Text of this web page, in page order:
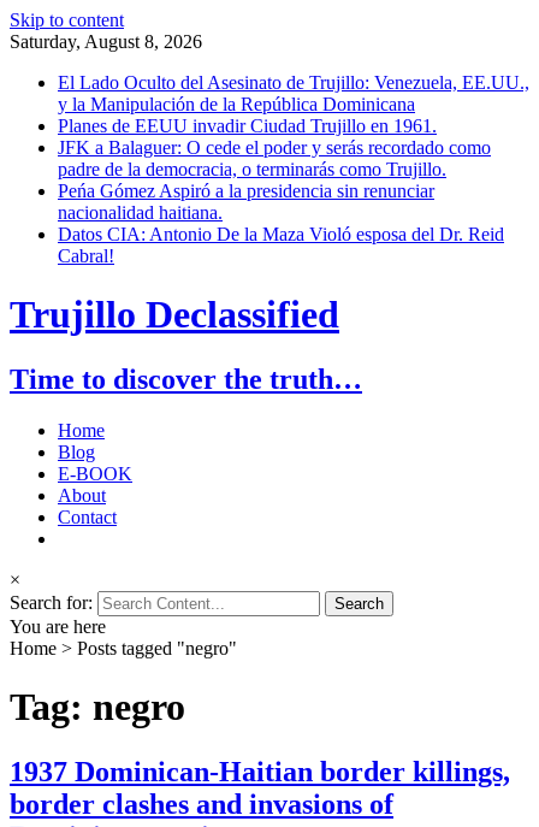
Skip to content
Saturday, August 8, 2026
El Lado Oculto del Asesinato de Trujillo: Venezuela, EE.UU.,
y la Manipulación de la República Dominicana
Planes de EEUU invadir Ciudad Trujillo en 1961.
JFK a Balaguer: O cede el poder y serás recordado como
padre de la democracia, o terminarás como Trujillo.
Peńa Gómez Aspiró a la presidencia sin renunciar
nacionalidad haitiana.
Datos CIA: Antonio De la Maza Violó esposa del Dr. Reid
Cabral!
Trujillo Declassified
Time to discover the truth…
Home
Blog
E-BOOK
About
Contact
×
Search for:
You are here
Home > Posts tagged "negro"
Tag: negro
1937 Dominican-Haitian border killings,
border clashes and invasions of